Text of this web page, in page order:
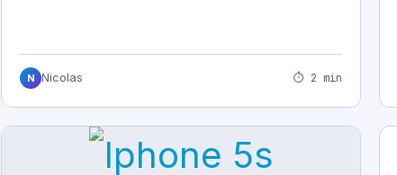
N Nicolas ⏱ 2 min